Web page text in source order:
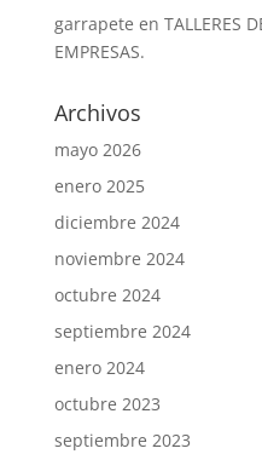
garrapete en TALLERES
EMPRESAS.
Archivos
mayo 2026
enero 2025
diciembre 2024
noviembre 2024
octubre 2024
septiembre 2024
enero 2024
octubre 2023
septiembre 2023